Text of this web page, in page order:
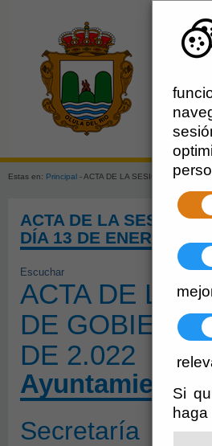
Si
haga
Estas en: Principal - ACTA DE LA SESIÓN
ACTA DE LA SESIÓN
DÍA 13 DE ENERO DE
Escuchar
ACTA DE LA
DE
DE 2.022
Ayuntamiento
Secretaría